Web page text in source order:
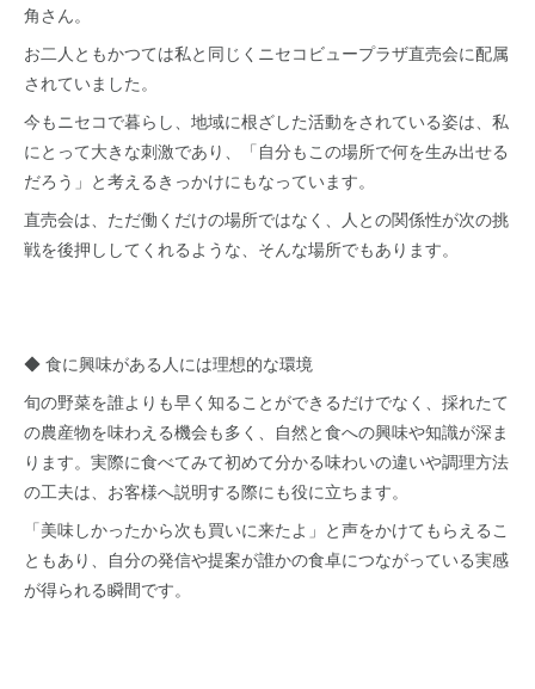
角さん。
お二人ともかつては私と同じくニセコビュープラザ直売会に配属
されていました。
今もニセコで暮らし、地域に根ざした活動をされている姿は、私
にとって大きな刺激であり、「自分もこの場所で何を生み出せる
だろう」と考えるきっかけにもなっています。
直売会は、ただ働くだけの場所ではなく、人との関係性が次の挑
戦を後押ししてくれるような、そんな場所でもあります。
◆ 食に興味がある人には理想的な環境
旬の野菜を誰よりも早く知ることができるだけでなく、採れたて
の農産物を味わえる機会も多く、自然と食への興味や知識が深ま
ります。実際に食べてみて初めて分かる味わいの違いや調理方法
の工夫は、お客様へ説明する際にも役に立ちます。
「美味しかったから次も買いに来たよ」と声をかけてもらえるこ
ともあり、自分の発信や提案が誰かの食卓につながっている実感
が得られる瞬間です。